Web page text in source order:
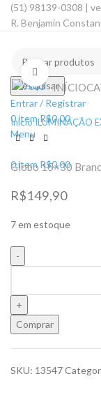
(51) 98139-0308 |
R. Benjamin
Pesquisar
Entrar / Registrar
0item R$0,00
Menu
0item R$0,00
INÍCIO
InícioILUMINAÇÃO
Globo 15×30
R$149,90
7 em estoque
Comprar
SKU: 13547